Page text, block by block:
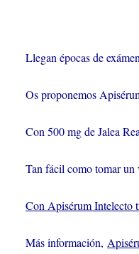
Llegan épocas de
Os proponemos
Con 500 mg de Jalea
Tan fácil como tomar un
Con Apisérum Intelecto
Más información,